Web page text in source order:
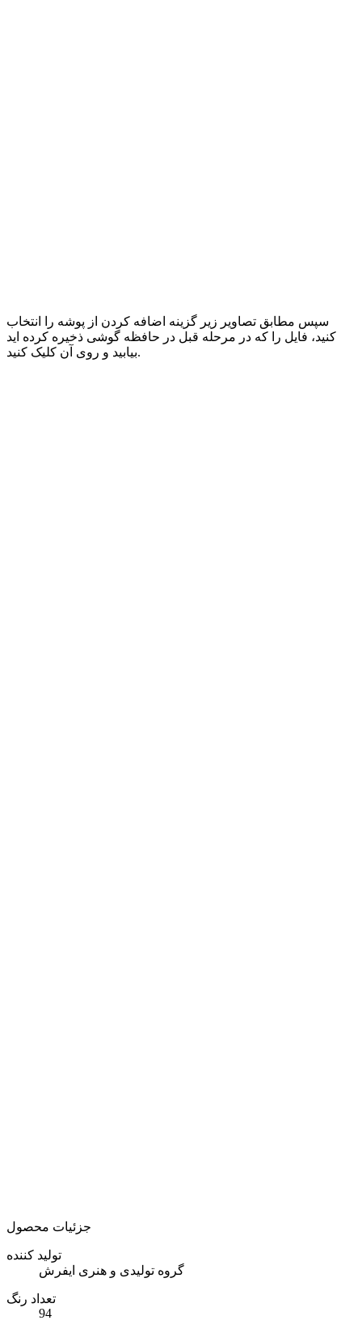
سپس مطابق تصاویر زیر گزینه اضافه کردن از پوشه را انتخاب
کنید، فایل را که در مرحله قبل در حافظه گوشی ذخیره کرده اید
بیابید و روی آن کلیک کنید.
جزئیات محصول
تولید کننده
گروه تولیدی و هنری ایفرش
تعداد رنگ
94